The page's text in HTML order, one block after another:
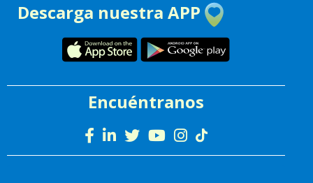
Descarga nuestra APP
Encuéntranos